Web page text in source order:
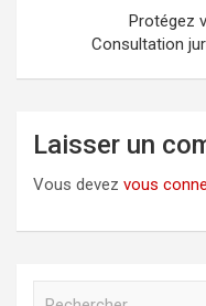
Protégez
Consultation
Laisser un
Vous devez vous